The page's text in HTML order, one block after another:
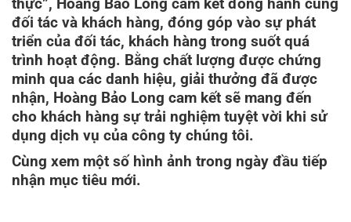
đối tác và khách hàng, đóng góp vào sự phát
triển của đối tác, khách hàng trong suốt quá
trình hoạt động. Bằng chất lượng được chứng
minh qua các danh hiệu, giải thưởng đã được
nhận, Hoàng Bảo Long cam kết sẽ mang đến
cho khách hàng sự trải nghiệm tuyệt vời khi sử
dụng dịch vụ của công ty chúng tôi.
Cùng xem một số hình ảnh trong ngày đầu tiếp
nhận mục tiêu mới.